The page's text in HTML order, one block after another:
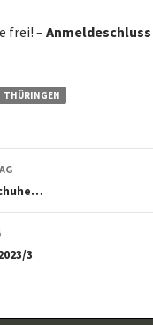
frei! –Anmeldeschluss
THÜRINGEN
3